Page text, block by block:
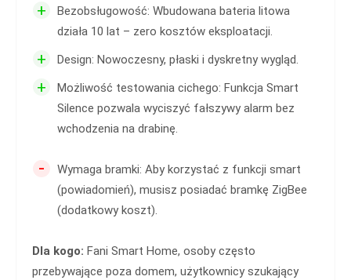
+
Bezobsługowość: Wbudowana bateria litowa
działa 10 lat – zero kosztów eksploatacji.
+ Design: Nowoczesny, płaski i dyskretny wygląd.
+
Możliwość testowania cichego: Funkcja Smart
Silence pozwala wyciszyć fałszywy alarm bez
wchodzenia na drabinę.
-
Wymaga bramki: Aby korzystać z funkcji smart
(powiadomień), musisz posiadać bramkę ZigBee
(dodatkowy koszt).
Dla kogo: Fani Smart Home, osoby często
przebywające poza domem, użytkownicy szukający